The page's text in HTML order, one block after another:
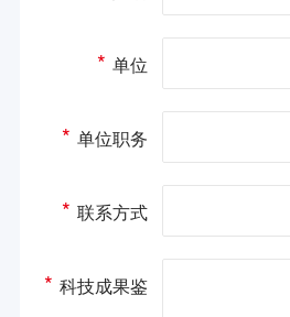
第三届中国（杭州）国
第四届中国（杭州）国
第五届中国（杭州）国
第六届中国（杭州）国
2024年中国（杭州）国
会员活动
团体标准咨询服务
专利咨询服务
国际机器人组织联盟
杭州市知识产权保护中心
《机器人技术与应用》杂志
立德机器人平台
浙江省标准化研究院
方圆检测集团
展会信息
政策法规
政策要闻
加入我们
*单位
*单位职务
*联系方式
*科技成果鉴